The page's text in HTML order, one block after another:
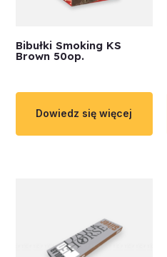
Bibułki Smoking KS
Brown 50op.
Dowiedz się więcej